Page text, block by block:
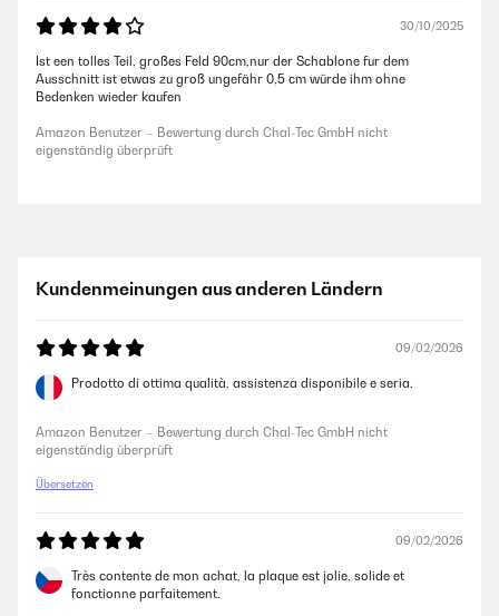
30/10/2025
Ist een tolles Teil, großes Feld 90cm,nur der Schablone fur dem
Ausschnitt ist etwas zu groß ungefähr 0,5 cm würde ihm ohne
Bedenken wieder kaufen
Amazon Benutzer – Bewertung durch Chal-Tec GmbH nicht
eigenständig überprüft
Kundenmeinungen aus anderen Ländern
09/02/2026
Prodotto di ottima qualità, assistenza disponibile e seria.
Amazon Benutzer – Bewertung durch Chal-Tec GmbH nicht
eigenständig überprüft
Übersetzen
09/02/2026
Très contente de mon achat, la plaque est jolie, solide et
fonctionne parfaitement.